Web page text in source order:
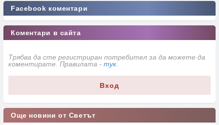
Facebook коментари
Коментари в сайта
Трябва да сте регистриран потребител за да можете да
коментирате. Правилата - тук
Вход
Още новини от Светът